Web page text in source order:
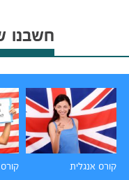
חשבנו
קורס אנגלית